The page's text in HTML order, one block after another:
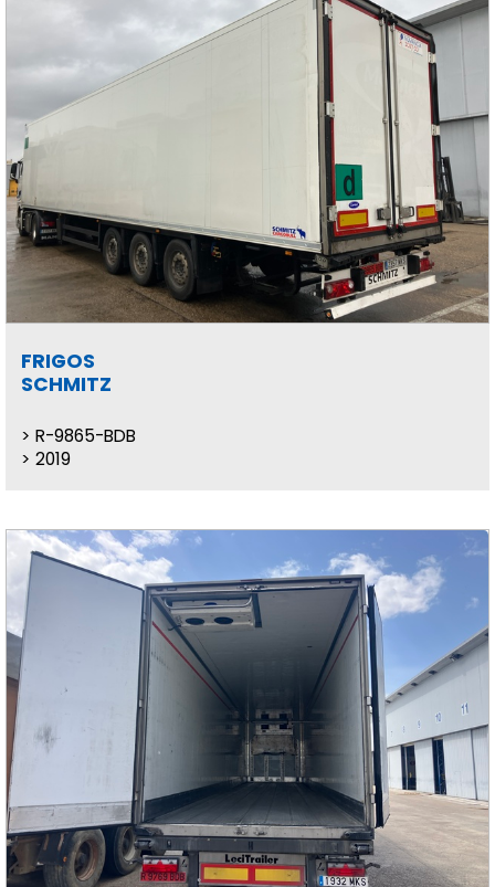
FRIGOS
SCHMITZ
R-9865-BDB
2019